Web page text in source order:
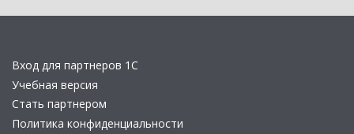
Вход для партнеров 1С
Учебная версия
Стать партнером
Политика конфиденциальности